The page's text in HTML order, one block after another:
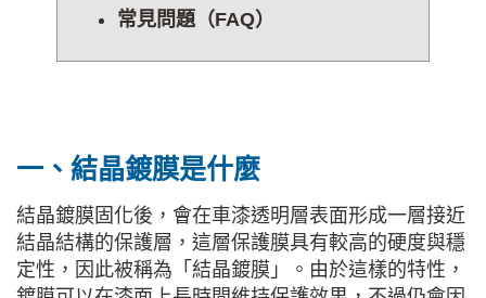
常見問題（FAQ）
一、結晶鍍膜是什麼
結晶鍍膜固化後，會在車漆透明層表面形成一層接近
結晶結構的保護層，這層保護膜具有較高的硬度與穩
定性，因此被稱為「結晶鍍膜」。由於這樣的特性，